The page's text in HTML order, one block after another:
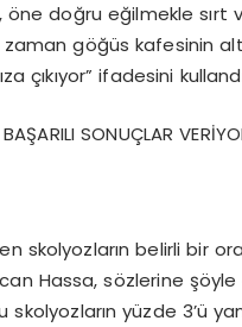
öne doğru eğilmekle
zaman göğüs kafesinin
çıkıyor” ifadesini
SONUÇLAR
skolyozların belirli bir
Hassa, sözlerine
skolyozların yüzde 3’ü